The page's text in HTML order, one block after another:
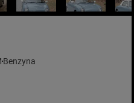
Benzyna